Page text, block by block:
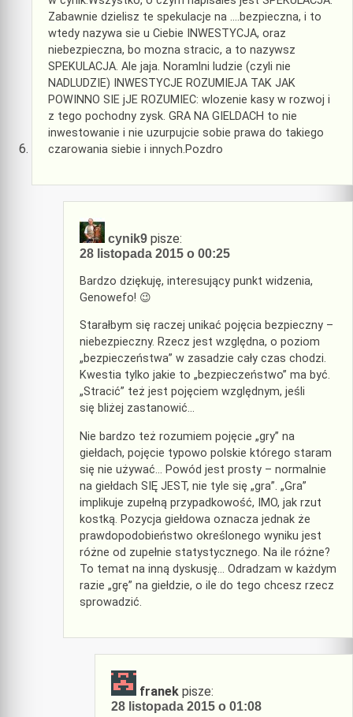
Zabawnie dzielisz te spekulacje na ….bezpieczna, i to
wtedy nazywa sie u Ciebie INWESTYCJA, oraz
niebezpieczna, bo mozna stracic, a to nazywsz
SPEKULACJA. Ale jaja. Noramlni ludzie (czyli nie
NADLUDZIE) INWESTYCJE ROZUMIEJA TAK JAK
POWINNO SIE jJE ROZUMIEC: wlozenie kasy w rozwoj i
z tego pochodny zysk. GRA NA GIELDACH to nie
inwestowanie i nie uzurpujcie sobie prawa do takiego
czarowania siebie i innych.Pozdro
cynik9 pisze:
28 listopada 2015 o 00:25
Bardzo dziękuję, interesujący punkt widzenia,
Genowefo! 😉
Starałbym się raczej unikać pojęcia bezpieczny –
niebezpieczny. Rzecz jest względna, o poziom
„bezpieczeństwa” w zasadzie cały czas chodzi.
Kwestia tylko jakie to „bezpieczeństwo” ma być.
„Stracić” też jest pojęciem względnym, jeśli
się bliżej zastanowić…
Nie bardzo też rozumiem pojęcie „gry” na
giełdach, pojęcie typowo polskie którego staram
się nie używać… Powód jest prosty – normalnie
na giełdach SIĘ JEST, nie tyle się „gra”. „Gra”
implikuje zupełną przypadkowość, IMO, jak rzut
kostką. Pozycja giełdowa oznacza jednak że
prawdopodobieństwo określonego wyniku jest
różne od zupełnie statystycznego. Na ile różne?
To temat na inną dyskusję… Odradzam w każdym
razie „grę” na giełdzie, o ile do tego chcesz rzecz
sprowadzić.
franek pisze:
28 listopada 2015 o 01:08